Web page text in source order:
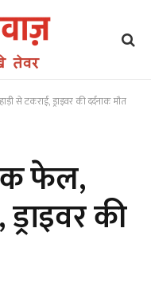
से टकराई, ड्राइवर की दर्दनाक मौत
फेल,
की